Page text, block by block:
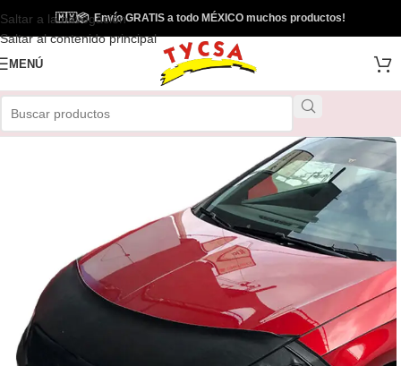
Saltar a la navegación
Saltar al contenido principal
🇲🇽📦Envío GRATIS a todo MÉXICO muchos productos!
MENÚ
Envío Gratis